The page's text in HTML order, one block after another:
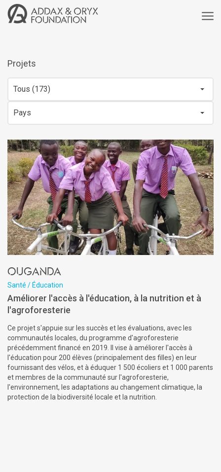
Projets
Tous (173)
Pays
Ouganda
Santé / Éducation
Améliorer l'accès à l'éducation, à la nutrition et à
l'agroforesterie
Ce projet s'appuie sur les succès et les évaluations, avec les
communautés locales, du programme d'agroforesterie
précédemment financé en 2019. Il vise à améliorer l'accès à
l'éducation pour 200 élèves (principalement des filles) en leur
fournissant des vélos, et à éduquer 1 500 écoliers et 1 000 parents
et membres de la communauté sur l'agroforesterie,
l'environnement, les adaptations au changement climatique, la
protection de la biodiversité locale et la nutrition.